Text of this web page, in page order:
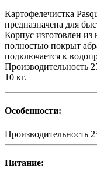
Картофелечистка
предназначена для
Корпус изготовлен
полностью покрыт
подключается к
Производительность
10 кг.
Особенности:
Производительность
Питание: